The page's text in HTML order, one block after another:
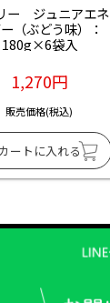
ー　ジュニアエネ
（ぶどう味）：
180g×6袋入
1,270円
販売価格(税込)
と見る